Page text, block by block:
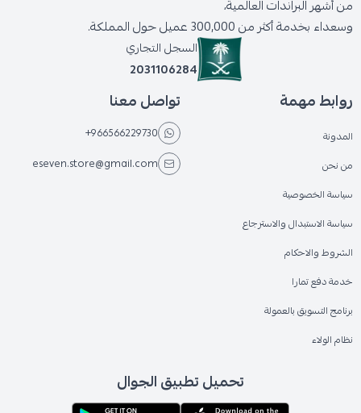
من أشهر البراندات العالمية،
وسعداء بخدمة أكثر من 300,000 عميل حول المملكة.
السجل التجاري
2031106284
روابط مهمة
المدونة
من نحن
سياسة الخصوصية
سياسة الاستبدال والاسترجاع
الشروط والاحكام
خدمة دفع تمارا
برنامج التسويق بالعمولة
نظام الولاء
تواصل معنا
+966566229730
eseven.store@gmail.com
تحميل تطبيق الجوال